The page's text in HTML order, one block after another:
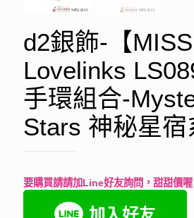
d2銀飾-【
Lovelinks
手環組合-
Stars 神秘星宿
要購買請請加Line好友詢問，甜甜價喔